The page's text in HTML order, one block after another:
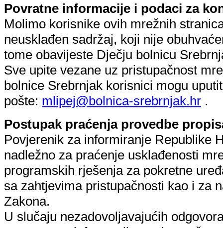
Povratne informacije i podaci za
Molimo korisnike ovih mrežnih
neusklađen sadržaj, koji nije
tome obavijeste Dječju bolnicu
Sve upite vezane uz pristupačnost
bolnice Srebrnjak korisnici mogu
pošte: mlipej@bolnica-srebrnjak.hr .
Postupak praćenja provedbe
Povjerenik za informiranje Republike
nadležno za praćenje usklađenosti
programskih rješenja za pokretne
sa zahtjevima pristupačnosti kao i za
Zakona.
U slučaju nezadovoljavajućih